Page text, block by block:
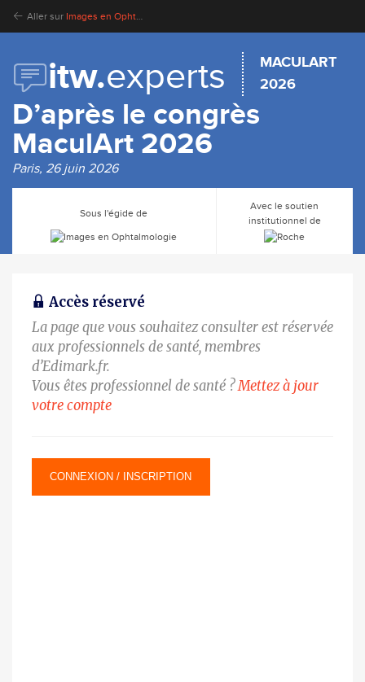
Aller sur Images en Ophtalmologie
itw.experts
MACULART
2026
D’après le congrès
MaculArt 2026
Paris, 26 juin 2026
Sous l'égide de
Avec le soutien
institutionnel de
Accès réservé
La page que vous souhaitez consulter est réservée
aux professionnels de santé, membres
d’Edimark.fr.
Vous êtes professionnel de santé ?Mettez à jour
votre compte
CONNEXION / INSCRIPTION